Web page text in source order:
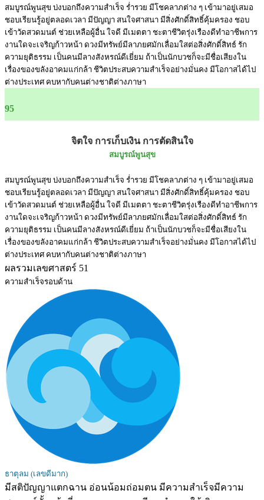
สมบูรณ์พูนสุข บ่งบอกถึงความสำเร็จ ร่ำรวย มีโชคลาภต่าง ๆ เข้ามาอยู่เสมอ
ชอบเรียนรู้อยู่ตลอดเวลา มีปัญญา สนใจศาสนา มีสิ่งศักดิ์สิทธิ์คุ้มครอง ชอบ
เข้าวัดสวดมนต์ ช่วยเหลือผู้อื่น ใจดี มีเมตตา ชะตาชีวิตรุ่งเรืองดีทำอาชีพการ
งานใดจะเจริญก้าวหน้า ดวงมีทรัพย์มีลาภยศมักเลื่อมใสต่อสิ่งศักดิ์สิทธ์ รัก
ความยุติธรรม เป็นคนมีลางสังหรณ์ดีเยี่ยม ถ้าเป็นนักบวชก็จะมีชื่อเสียงใน
เรื่องของขลังอาคมแก่กล้า ชีวิตประสบความสำเร็จอย่างมั่นคง มีโอกาสได้ไป
ต่างประเทศ คบหากับคนต่างชาติต่างภาษา
95
จิตใจ การเก็บเงิน การตัดสินใจ
สมบูรณ์พูนสุข
สมบูรณ์พูนสุข บ่งบอกถึงความสำเร็จ ร่ำรวย มีโชคลาภต่าง ๆ เข้ามาอยู่เสมอ
ชอบเรียนรู้อยู่ตลอดเวลา มีปัญญา สนใจศาสนา มีสิ่งศักดิ์สิทธิ์คุ้มครอง ชอบ
เข้าวัดสวดมนต์ ช่วยเหลือผู้อื่น ใจดี มีเมตตา ชะตาชีวิตรุ่งเรืองดีทำอาชีพการ
งานใดจะเจริญก้าวหน้า ดวงมีทรัพย์มีลาภยศมักเลื่อมใสต่อสิ่งศักดิ์สิทธ์ รัก
ความยุติธรรม เป็นคนมีลางสังหรณ์ดีเยี่ยม ถ้าเป็นนักบวชก็จะมีชื่อเสียงใน
เรื่องของขลังอาคมแก่กล้า ชีวิตประสบความสำเร็จอย่างมั่นคง มีโอกาสได้ไป
ต่างประเทศ คบหากับคนต่างชาติต่างภาษา
ผลรวมเลขศาสตร์ 51
ความสำเร็จรอบด้าน
ธาตุลม (เลขดีมาก)
มีสติปัญญาแตกฉาน อ่อนน้อมถ่อมตน มีความสำเร็จมีความ